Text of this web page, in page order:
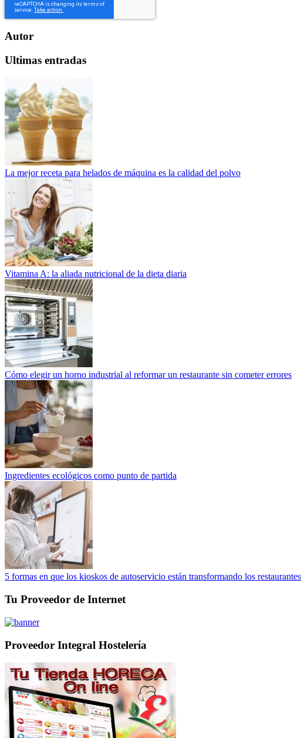
Autor
Ultimas entradas
La mejor receta para helados de máquina es la calidad del polvo
Vitamina A: la aliada nutricional de la dieta diaria
Cómo elegir un horno industrial al reformar un restaurante sin cometer errores
Ingredientes ecológicos como punto de partida
5 formas en que los kioskos de autoservicio están transformando los restaurantes
Tu Proveedor de Internet
Proveedor Integral Hostelería